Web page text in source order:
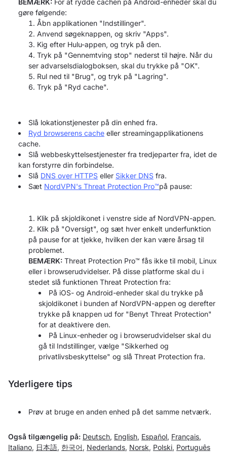
BEMÆRK: For at rydde cachen på Android-enheder skal du
gøre følgende:
Åbn applikationen "Indstillinger".
Anvend søgeknappen, og skriv "Apps".
Kig efter Hulu-appen, og tryk på den.
Tryk på "Gennemtving stop" nederst til højre. Når du
ser advarselsdialogboksen, skal du trykke på "OK".
Rul ned til "Brug", og tryk på "Lagring".
Tryk på "Ryd cache".
Slå lokationstjenester på din enhed fra.
Ryd browserens cache eller streamingapplikationens
cache.
Slå webbeskyttelsestjenester fra tredjeparter fra, idet de
kan forstyrre din forbindelse.
Slå DNS over HTTPS eller Sikker DNS fra.
Sæt NordVPN's Threat Protection Pro™på pause:
Klik på skjoldikonet i venstre side af NordVPN-appen.
Klik på "Oversigt", og sæt hver enkelt underfunktion
på pause for at tjekke, hvilken der kan være årsag til
problemet.
BEMÆRK: Threat Protection Pro™ fås ikke til mobil, Linux
eller i browserudvidelser. På disse platforme skal du i
stedet slå funktionen Threat Protection fra:
På iOS- og Android-enheder skal du trykke på
skjoldikonet i bunden af NordVPN-appen og derefter
trykke på knappen ud for "Benyt Threat Protection"
for at deaktivere den.
På Linux-enheder og i browserudvidelser skal du
gå til Indstillinger, vælge "Sikkerhed og
privatlivsbeskyttelse" og slå Threat Protection fra.
Yderligere tips
Prøv at bruge en anden enhed på det samme netværk.
Også tilgængelig på: Deutsch, English, Español, Français,
Italiano, 日本語, 한국어 , Nederlands, Norsk, Polski, Português